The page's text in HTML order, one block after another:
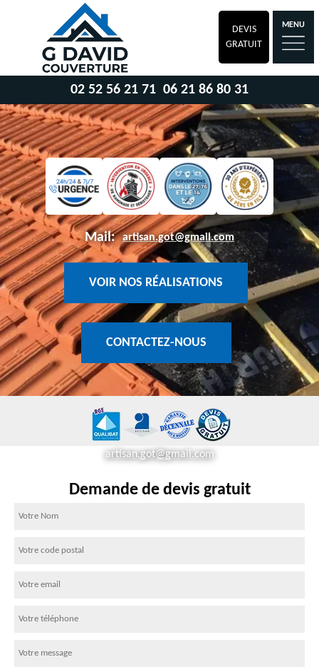
DEVIS
GRATUIT
MENU
02 52 56 21 71 06 21 86 80 31
Mail: artisan.got@gmail.com
VOIR NOS RÉALISATIONS
CONTACTEZ-NOUS
artisan.got@gmail.com
Demande de devis gratuit